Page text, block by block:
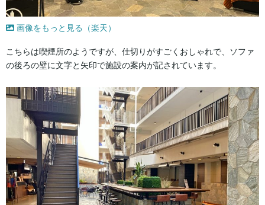
画像をもっと見る（楽天）
こちらは喫煙所のようですが、仕切りがすごくおしゃれで、ソファ
の後ろの壁に文字と矢印で施設の案内が記されています。